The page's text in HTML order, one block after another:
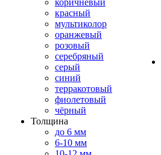
коричневый
красный
мультиколор
оранжевый
розовый
серебряный
серый
синий
терракотовый
фиолетовый
чёрный
Толщина
до 6 мм
6-10 мм